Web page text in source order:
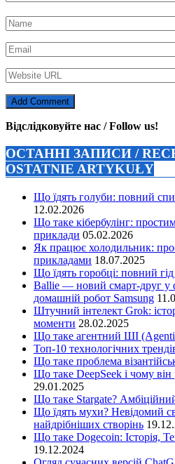
Відслідковуйте нас / Follow us!
ОСТАННІ ЗАПИСИ /
OSTATNIE ARTYKUŁY
Що їдять голуби: повний
12.02.2026
Що таке кібербулінг:
приклади 05.02.2026
Як працює холодильник:
прикладами 18.07.2025
Що їдять горобці: повний
Ballie — новий смарт-друг у
домашній робот Samsung
Штучний інтелект Grok:
моменти 28.02.2025
Що таке агентний ШІ
Топ-10 технологічних
Що таке проблема
Що таке DeepSeek і чому
29.01.2025
Що таке Stargate?
Що їдять мухи? Невідомий
найдрібніших створінь
Що таке Dogecoin: Історія,
19.12.2024